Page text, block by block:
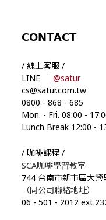
𝗖𝗢𝗡𝗧𝗔𝗖𝗧
/ 線上客服 /
LINE ｜ @satur
cs@satur.com.tw
0800 - 868 - 685
Mon. - Fri. 08:00 -
Lunch Break 12:00 -
/ 咖啡課程 /
SCA咖啡學習教室
744 台南市新市區大
（同公司聯絡地址）
06 - 501 - 2012